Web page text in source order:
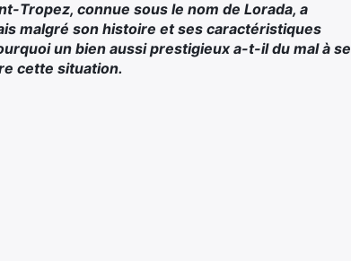
Tropez, connue sous le nom de Lorada, a
malgré son histoire et ses caractéristiques
un bien aussi prestigieux a-t-il du mal à se
cette situation.